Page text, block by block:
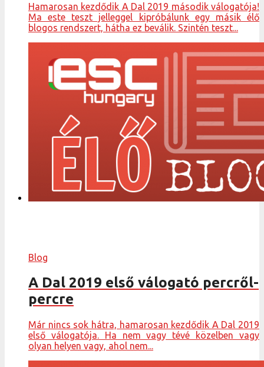
Hamarosan kezdődik A Dal 2019 második válogatója!
Ma este teszt jelleggel kipróbálunk egy másik élő
blogos rendszert, hátha ez beválik. Szintén teszt...
Blog
A Dal 2019 első válogató percről-
percre
Már nincs sok hátra, hamarosan kezdődik A Dal 2019
első válogatója. Ha nem vagy tévé közelben vagy
olyan helyen vagy, ahol nem...